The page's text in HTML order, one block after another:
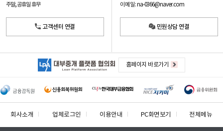
주말, 공휴일 휴무
고객센터 연결
이메일: na-0366@naver.com
민원상담 연결
홈페이지 바로가기
회사소개 업체로그인 이용안내 PC화면보기 전체메뉴